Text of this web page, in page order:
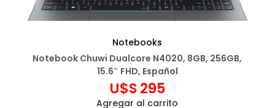
Notebooks
Notebook Chuwi Dualcore N4020, 8GB, 256GB,
15.6″ FHD, Español
U$S295
Agregar al carrito